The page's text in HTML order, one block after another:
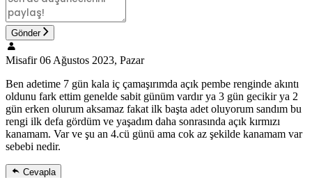
Gönder
Misafir 06 Ağustos 2023, Pazar
Ben adetime 7 gün kala iç çamaşırımda açık pembe renginde akıntı
oldunu fark ettim genelde sabit günüm vardır ya 3 gün gecikir ya 2
gün erken olurum aksamaz fakat ilk başta adet oluyorum sandım bu
rengi ilk defa gördüm ve yaşadım daha sonrasında açık kırmızı
kanamam. Var ve şu an 4.cü günü ama cok az şekilde kanamam var
sebebi nedir.
Cevapla